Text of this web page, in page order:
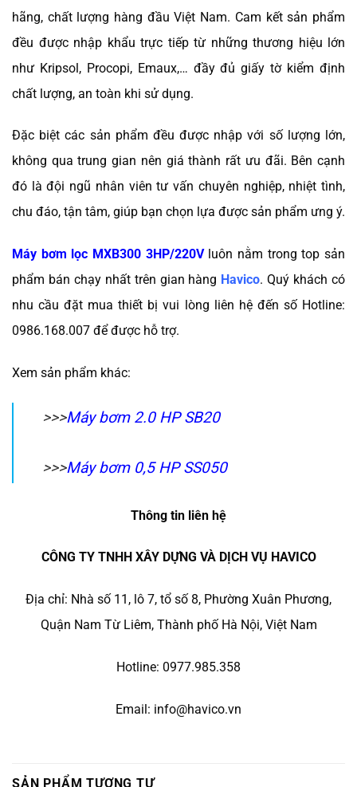
hãng, chất lượng hàng đầu Việt Nam. Cam kết sản phẩm
đều được nhập khẩu trực tiếp từ những thương hiệu lớn
như Kripsol, Procopi, Emaux,… đầy đủ giấy tờ kiểm định
chất lượng, an toàn khi sử dụng.
Đặc biệt các sản phẩm đều được nhập với số lượng lớn,
không qua trung gian nên giá thành rất ưu đãi. Bên cạnh
đó là đội ngũ nhân viên tư vấn chuyên nghiệp, nhiệt tình,
chu đáo, tận tâm, giúp bạn chọn lựa được sản phẩm ưng ý.
Máy bơm lọc MXB300 3HP/220Vluôn nằm trong top sản
phẩm bán chạy nhất trên gian hàng Havico. Quý khách có
nhu cầu đặt mua thiết bị vui lòng liên hệ đến số Hotline:
0986.168.007 để được hỗ trợ.
Xem sản phẩm khác:
>>>Máy bơm 2.0 HP SB20
>>>Máy bơm 0,5 HP SS050
Thông tin liên hệ
CÔNG TY TNHH XÂY DỰNG VÀ DỊCH VỤ HAVICO
Địa chỉ: Nhà số 11, lô 7, tổ số 8, Phường Xuân Phương,
Quận Nam Từ Liêm, Thành phố Hà Nội, Việt Nam
Hotline: 0977.985.358
Email: info@havico.vn
SẢN PHẨM TƯƠNG TỰ